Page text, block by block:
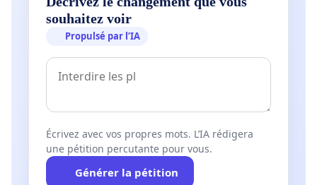
souhaitez voir
Propulsé par l’IA
Écrivez avec vos propres mots. L’IA rédigera
une pétition percutante pour vous.
Générer la pétition